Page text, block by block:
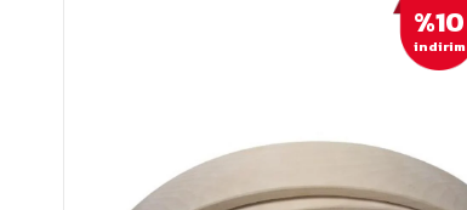
%10
i̇ndirim